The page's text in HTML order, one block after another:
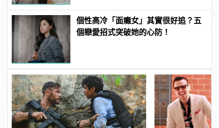
個性高冷「面癱女」其實很好追？五
個戀愛招式突破她的心防！